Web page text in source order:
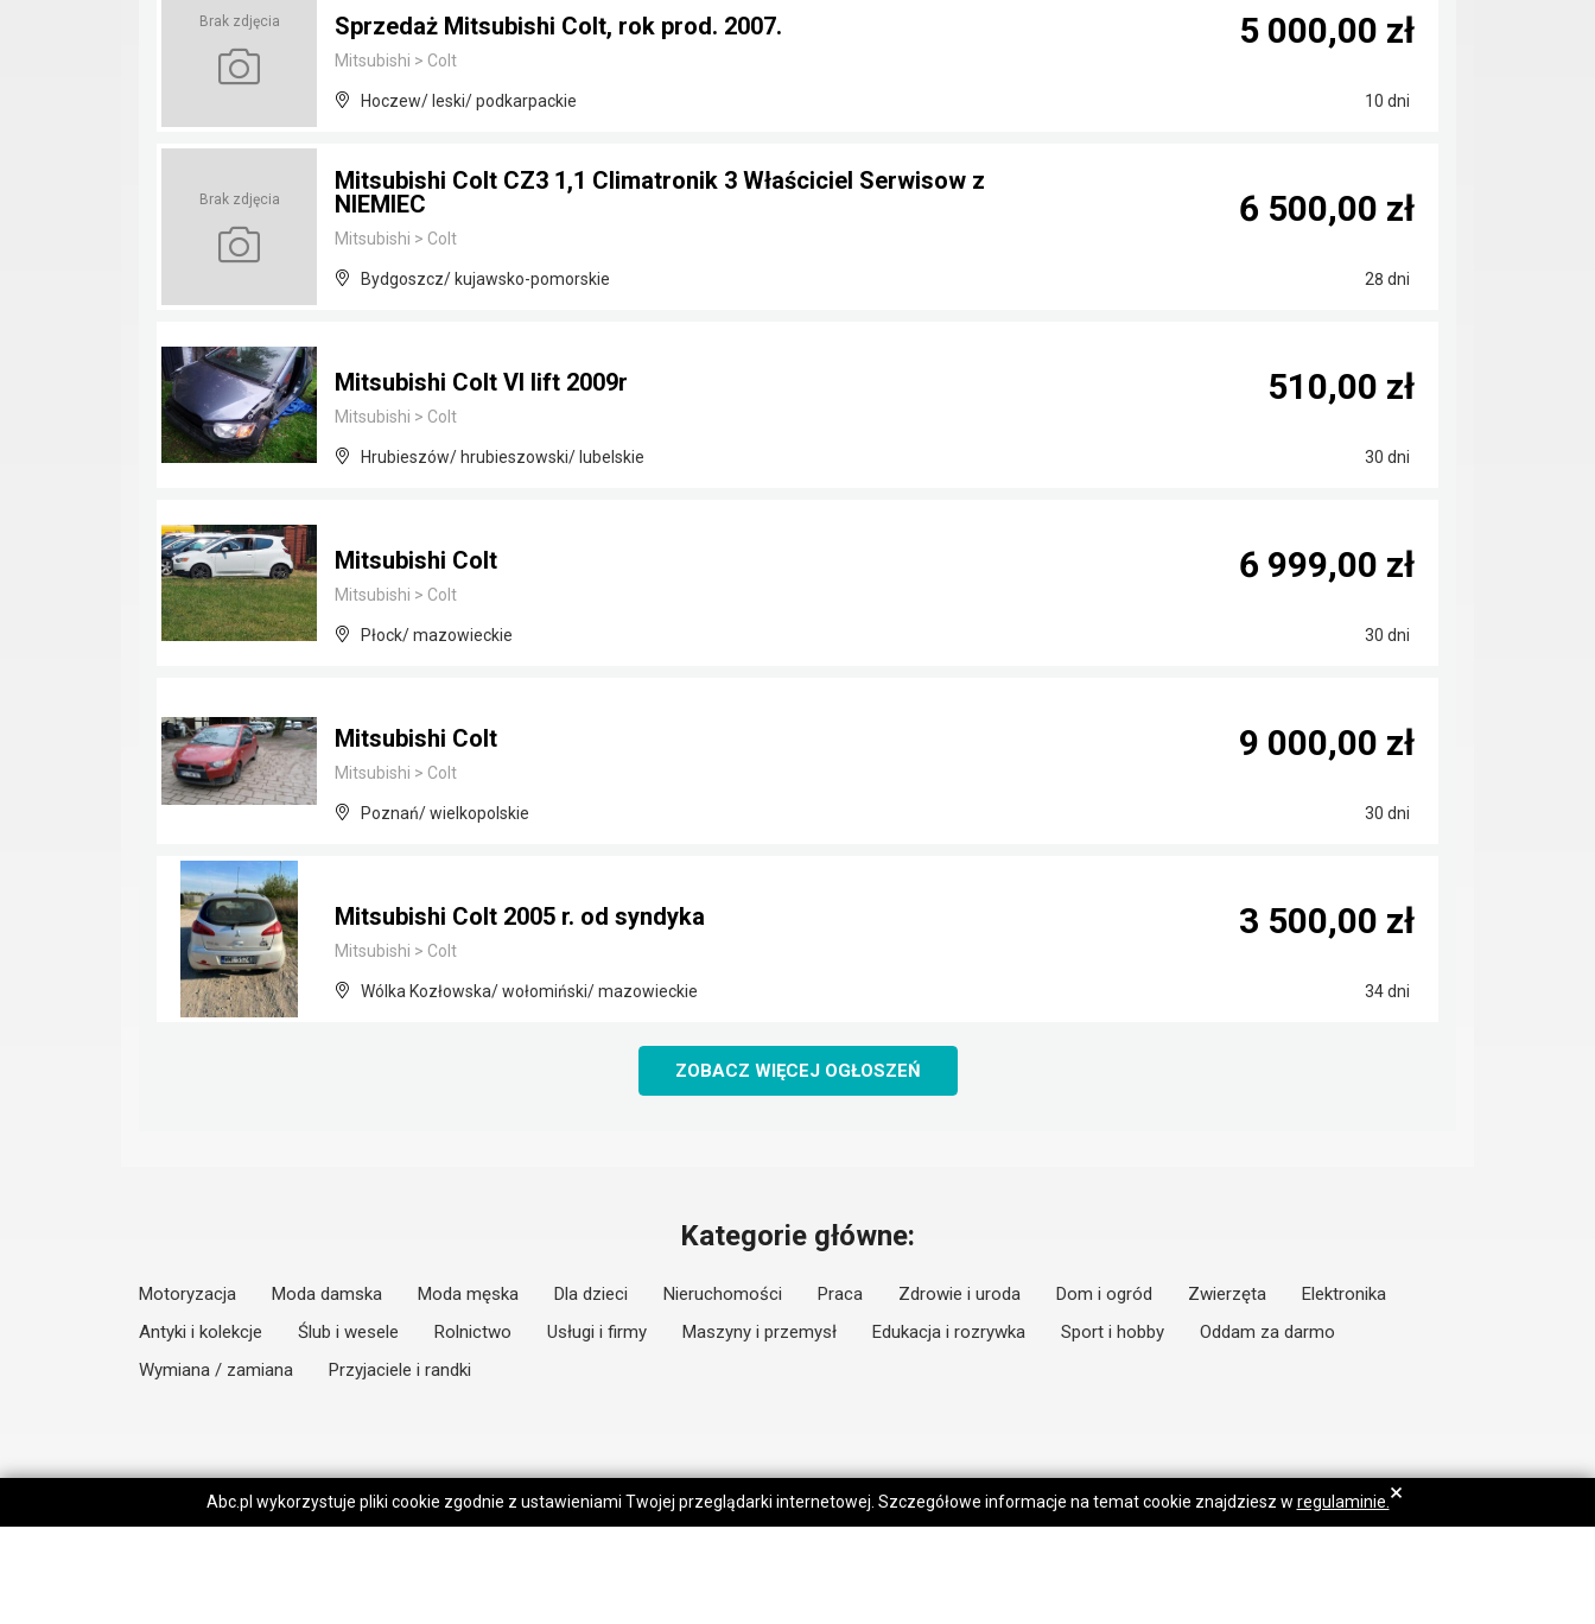
Brak zdjęcia Sprzedaż Mitsubishi Colt, rok prod. 2007.
Mitsubishi > Colt
Hoczew/ leski/ podkarpackie 10 dni
5 000,00 zł
Brak zdjęcia
Mitsubishi Colt CZ3 1,1 Climatronik 3 Właściciel Serwisow z
NIEMIEC
Mitsubishi > Colt
Bydgoszcz/ kujawsko-pomorskie 28 dni
6 500,00 zł
Mitsubishi Colt VI lift 2009r
Mitsubishi > Colt
Hrubieszów/ hrubieszowski/ lubelskie 30 dni
510,00 zł
Mitsubishi Colt
Mitsubishi > Colt
Płock/ mazowieckie 30 dni
6 999,00 zł
Mitsubishi Colt
Mitsubishi > Colt
Poznań/ wielkopolskie 30 dni
9 000,00 zł
Mitsubishi Colt 2005 r. od syndyka
Mitsubishi > Colt
Wólka Kozłowska/ wołomiński/ mazowieckie 34 dni
3 500,00 zł
ZOBACZ WIĘCEJ OGŁOSZEŃ
Kategorie główne:
Motoryzacja Moda damska Moda męska Dla dzieci Nieruchomości Praca Zdrowie i uroda Dom i ogród Zwierzęta
Elektronika
Antyki i kolekcje
Ślub i wesele Rolnictwo Usługi i firmy Maszyny i przemysł Edukacja i rozrywka Sport i hobby
Oddam za darmo
Wymiana / zamiana
Przyjaciele i randki
Abc.pl wykorzystuje pliki cookie zgodnie z ustawieniami Twojej przeglądarki internetowej. Szczegółowe informacje na temat cookie znajdziesz w regulaminie. ×